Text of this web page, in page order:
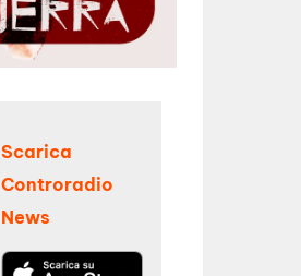
Scarica
Controradio
News